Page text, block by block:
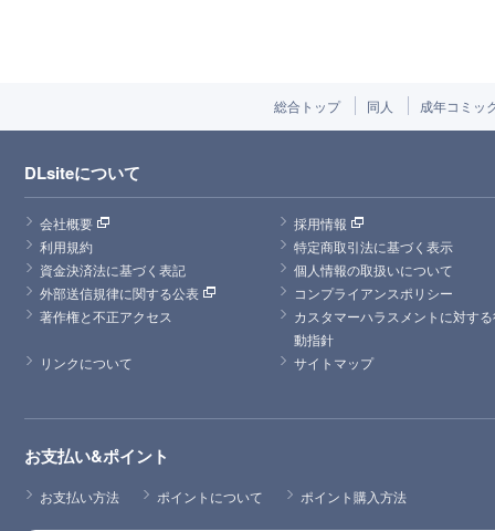
総合トップ 同人 成年コミッ
DLsiteについて
会社概要
採用情報
利用規約
特定商取引法に基づく表示
資金決済法に基づく表記
個人情報の取扱いについて
外部送信規律に関する公表
コンプライアンスポリシー
著作権と不正アクセス
カスタマーハラスメントに対す
動指針
リンクについて
サイトマップ
お支払い&ポイント
お支払い方法 ポイントについて ポイント購入方法